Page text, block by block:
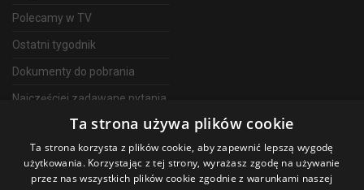
Polecamy w TV
Ostatni tygodnik
Dokumenty do pobrania
Najczęściej zadawane pytania
Telewizja Światłowodowa
Ta strona używa plików cookie
Ta strona korzysta z plików cookie, aby zapewnić lepszą wygodę
użytkowania. Korzystając z tej strony, wyrażasz zgodę na używanie
przez nas wszystkich plików cookie zgodnie z warunkami naszej